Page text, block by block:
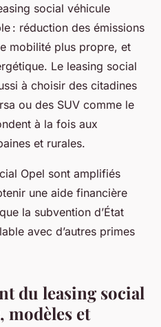
social véhicule
: réduction des émissions
mobilité plus propre, et
Le leasing social
à choisir des citadines
ou des SUV comme le
à la fois aux
et rurales.
Opel sont amplifiés
une aide financière
la subvention d’État
avec d’autres primes
du leasing social
modèles et